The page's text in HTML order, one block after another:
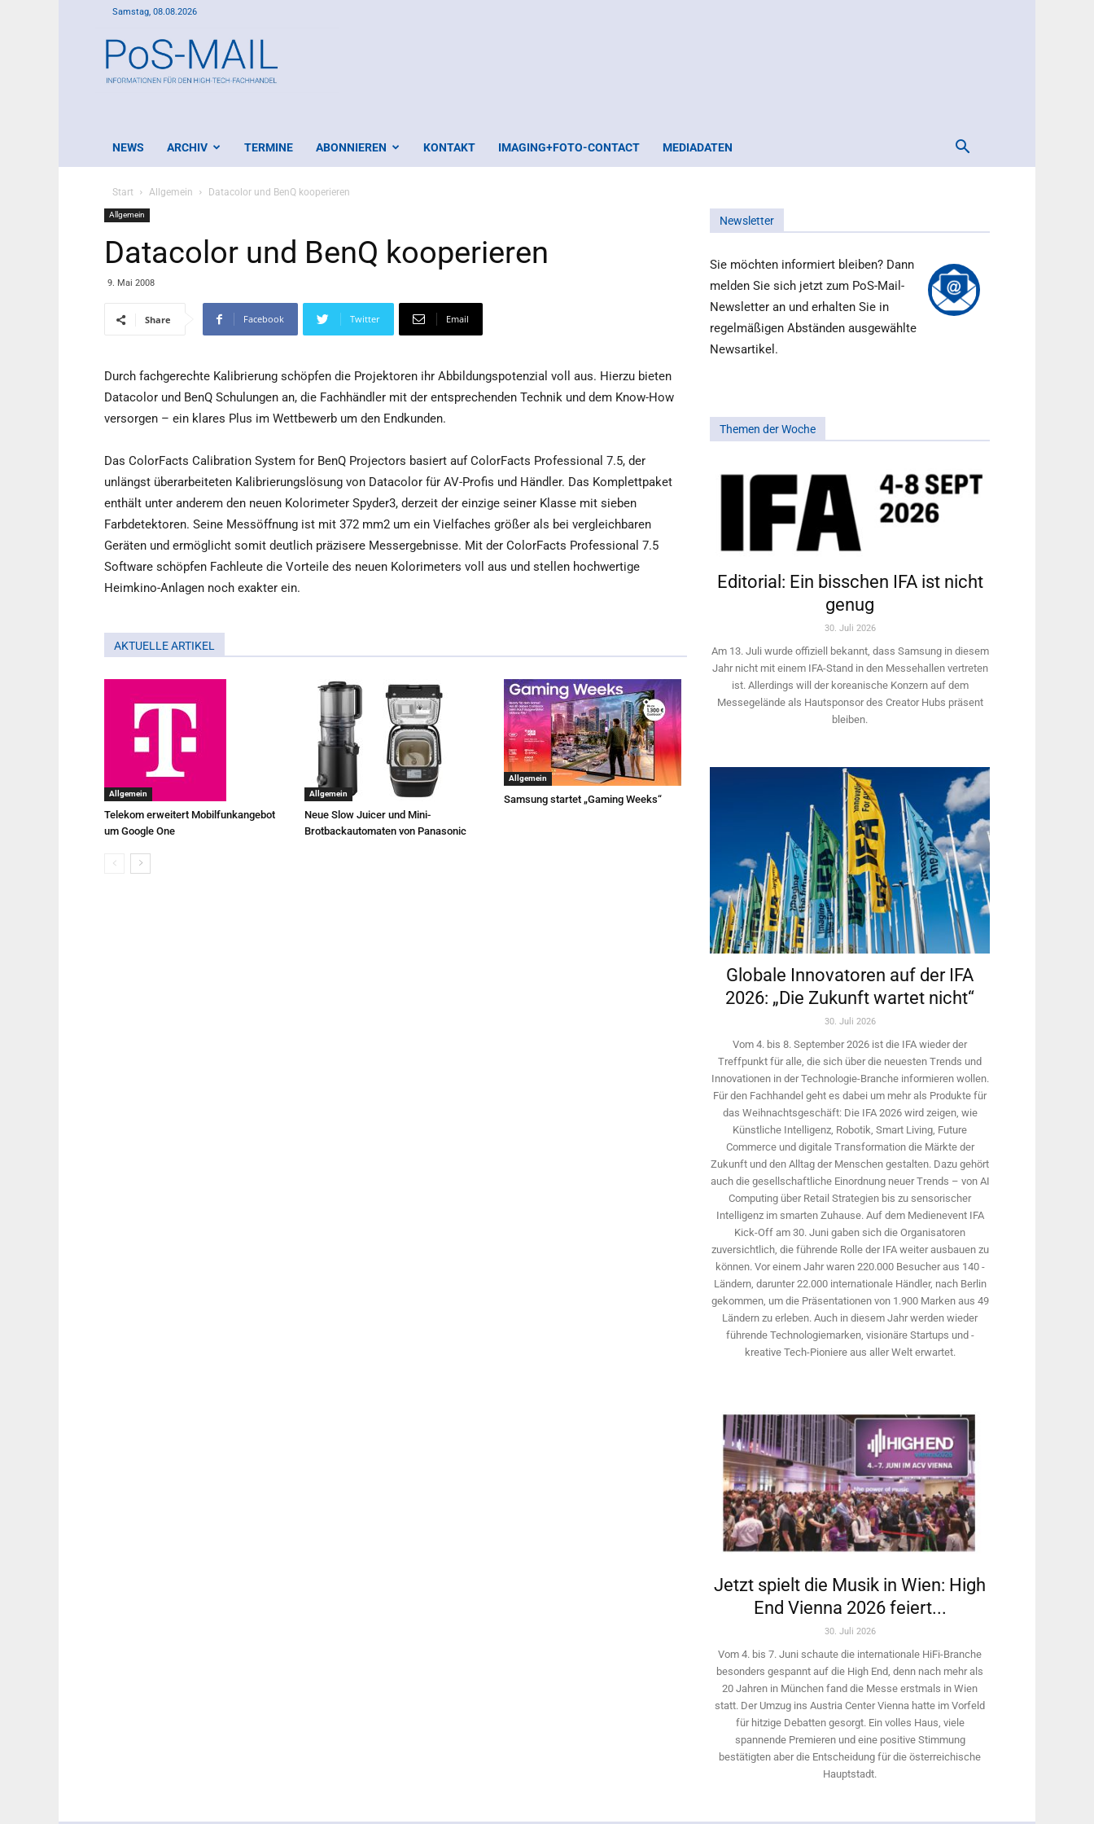
Samstag, 08.08.2026
Mail
NEWS ARCHIV TERMINE ABONNIEREN KONTAKT IMAGING+FOTO-CONTACT MEDIADATEN
Start Allgemein Datacolor und BenQ kooperieren
Allgemein
Datacolor und BenQ kooperieren
9. Mai 2008
Share Facebook Twitter Email
Durch fachgerechte Kalibrierung schöpfen die Projektoren ihr Abbildungspotenzial voll aus. Hierzu bieten
Datacolor und BenQ Schulungen an, die Fachhändler mit der entsprechenden Technik und dem Know-How
versorgen – ein klares Plus im Wettbewerb um den Endkunden.
Das ColorFacts Calibration System for BenQ Projectors basiert auf ColorFacts Professional 7.5, der
unlängst überarbeiteten Kalibrierungslösung von Datacolor für AV-Profis und Händler. Das Komplettpaket
enthält unter anderem den neuen Kolorimeter Spyder3, derzeit der einzige seiner Klasse mit sieben
Farbdetektoren. Seine Messöffnung ist mit 372 mm2 um ein Vielfaches größer als bei vergleichbaren
Geräten und ermöglicht somit deutlich präzisere Messergebnisse. Mit der ColorFacts Professional 7.5
Software schöpfen Fachleute die Vorteile des neuen Kolorimeters voll aus und stellen hochwertige
Heimkino-Anlagen noch exakter ein.
AKTUELLE ARTIKEL
Allgemein
Telekom erweitert Mobilfunkangebot
um Google One
Allgemein
Neue Slow Juicer und Mini-
Brotbackautomaten von Panasonic
Allgemein
Samsung startet „Gaming Weeks“
Newsletter
Sie möchten informiert bleiben? Dann
melden Sie sich jetzt zum PoS-Mail-
Newsletter an und erhalten Sie in
regelmäßigen Abständen ausgewählte
Newsartikel.
Themen der Woche
Editorial: Ein bisschen IFA ist nicht
genug
30. Juli 2026
Am 13. Juli wurde offiziell bekannt, dass Samsung in diesem
Jahr nicht mit einem IFA-Stand in den Messehallen vertreten
ist. Allerdings will ­der koreanische Konzern auf dem
Messegelände als Hautsponsor des Creator Hubs präsent
bleiben.
Globale Innovatoren auf der IFA
2026: „Die Zukunft wartet nicht“
30. Juli 2026
Vom 4. bis 8. September 2026 ist die IFA wieder der
Treffpunkt für alle, die sich über die neuesten Trends und
Innovationen in der Technologie-­Branche informieren wollen.
Für den Fachhandel geht es dabei um mehr als Produkte für
das Weihnachtsgeschäft: Die IFA 2026 wird ­zeigen, wie
Künstliche Intelligenz, Robotik, Smart Living, Future
Commerce und digitale Trans­formation die Märkte der
Zukunft und den Alltag der Menschen gestalten. Dazu gehört
auch die gesellschaftliche Einordnung neuer Trends – von AI
Computing über Retail Strategien bis zu sensorischer
Intelligenz im smarten Zuhause. Auf dem Medien­event IFA
Kick-Off am 30. Juni gaben sich die Organisatoren
zuversichtlich, die führende Rolle der IFA weiter ausbauen zu
können. Vor einem Jahr ­waren 220.000 Besucher aus 140 ­
Ländern, ­darunter 22.000 internationale Händler, nach Berlin
gekommen, um die Präsen­tationen von 1.900 Marken aus 49
Ländern zu erleben. Auch in diesem Jahr werden wieder
führende Technologiemarken, visionäre Startups und ­
kreative Tech-Pioniere aus aller Welt erwartet.
Jetzt spielt die Musik in Wien: High
End Vienna 2026 feiert...
30. Juli 2026
Vom 4. bis 7. Juni schaute die internationale HiFi-Branche
besonders gespannt auf die High End, denn nach mehr als
20 Jahren in München fand die Messe erstmals in Wien
statt. Der Umzug ins Austria Center Vienna hatte im Vorfeld
für hitzige Debatten gesorgt. Ein volles Haus, viele
spannende Premieren und eine positive Stimmung
bestätigten aber die Entscheidung für die österreichische
Hauptstadt.